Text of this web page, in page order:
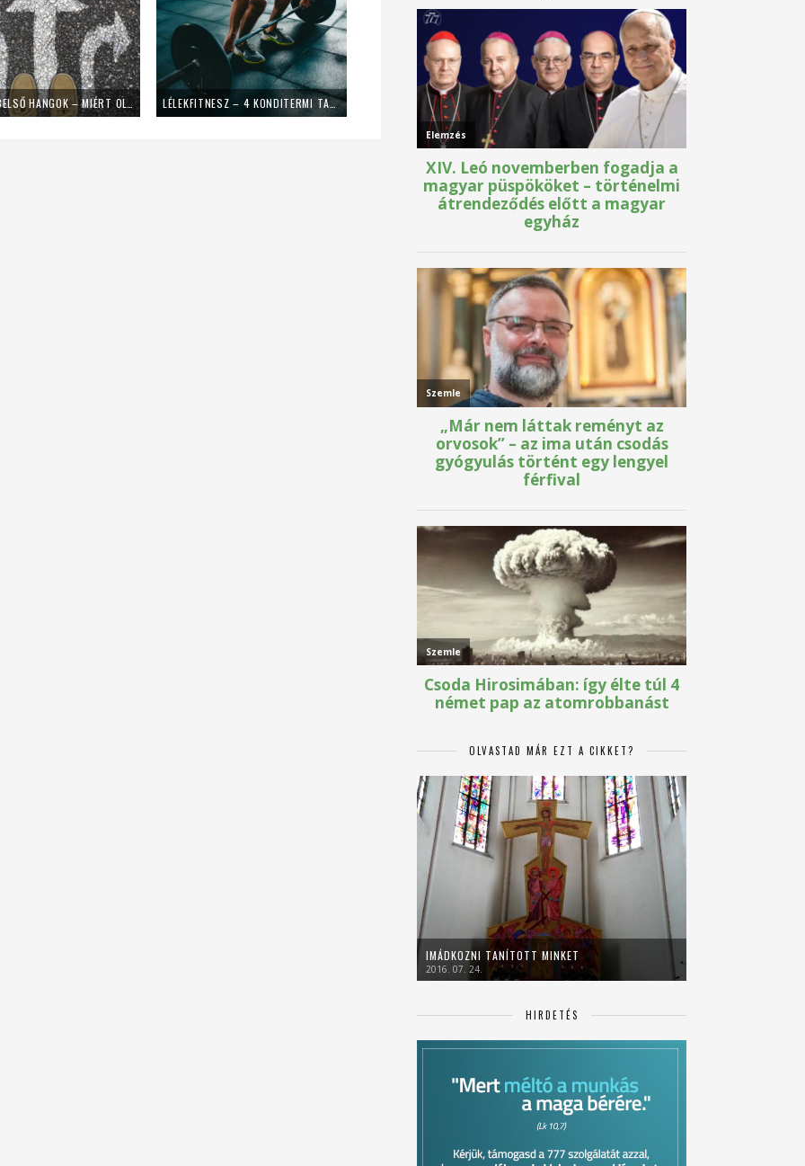
BÉNÍTÓ BELSŐ HANGOK – MIÉRT OLYAN NEHÉZ SZABADULNI A BŰNTŐL? (ÚJABB LELKI TANÁCSOK KEZDŐKNEK) LÉLEKFITNESZ – 4 KONDITERMI TANÁCS A LELKI ÉLETRE
OLVASTAD MÁR EZT A CIKKET?
IMÁDKOZNI TANÍTOTT MINKET
2016. 07. 24.
HIRDETÉS